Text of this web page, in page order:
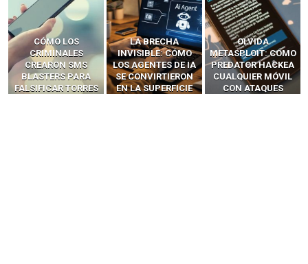
LA BRECHA
INVISIBLE: CÓMO
LOS AGENTES DE IA
SE CONVIRTIERON
EN LA SUPERFICIE
OLVIDA
METASPLOIT: CÓMO
PREDATOR HACKEA
CUALQUIER MÓVIL
CON ATAQUES
CÓMO LOS HACKERS
INTERCEPTAN OTPS
Y LLAMADAS
MÓVILES SIN
‘HACKEAR’ — EL